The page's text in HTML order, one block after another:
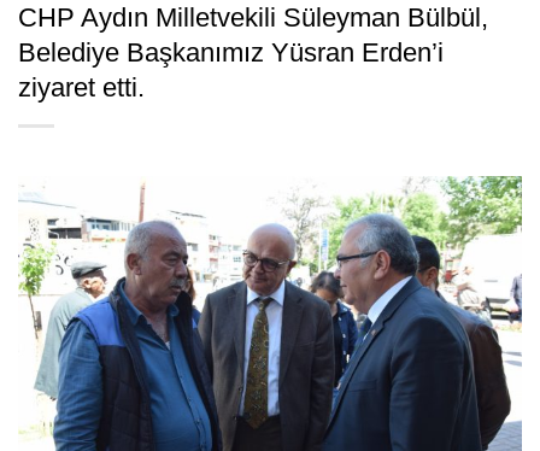
CHP Aydın Milletvekili Süleyman Bülbül,
Belediye Başkanımız Yüsran Erden’i
ziyaret etti.